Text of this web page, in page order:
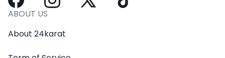
ABOUT US
About 24karat